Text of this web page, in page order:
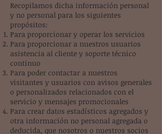
Recopilamos dicha información personal
y no personal para los siguientes
propósitos:
Para proporcionar y operar los servicios
Para proporcionar a nuestros usuarios
asistencia al cliente y soporte técnico
continuo
Para poder contactar a nuestros
visitantes y usuarios con avisos generales
o personalizados relacionados con el
servicio y mensajes promocionales
Para crear datos estadísticos agregados y
otra información no personal agregada o
deducida, que nosotros o nuestros socios